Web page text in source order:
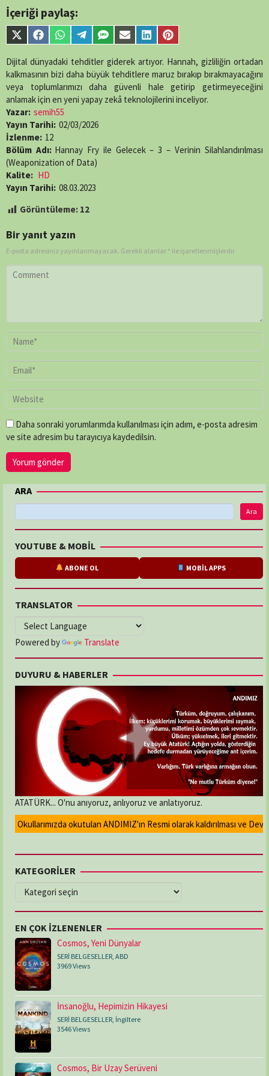
İçeriği paylaş:
Share
on
X
(Twitter)
Share
on
Facebook
Share
on
WhatsApp
Share
on
Telegram
Share
on
SMS
Share
on
Email
Share
on
LinkedIn
Share
on
Pinterest
Dijital dünyadaki tehditler giderek artıyor. Hannah, gizliliğin ortadan
kalkmasının bizi daha büyük tehditlere maruz bırakıp bırakmayacağını
veya toplumlarımızı daha güvenli hale getirip getirmeyeceğini
anlamak için en yeni yapay zekâ teknolojilerini inceliyor.
Yazar: semih55
Yayın Tarihi: 02/03/2026
İzlenme: 12
Bölüm Adı: Hannay Fry ile Gelecek – 3 – Verinin Silahlandırılması
(Weaponization of Data)
Kalite: HD
Yayın Tarihi: 08.03.2023
Görüntüleme: 12
Bir yanıt yazın
E-posta adresiniz yayınlanmayacak. Gerekli alanlar * ile işaretlenmişlerdir
Daha sonraki yorumlarımda kullanılması için adım, e-posta adresim
ve site adresim bu tarayıcıya kaydedilsin.
ARA
Ara
YOUTUBE & MOBİL
ABONE OL MOBİL APPS
TRANSLATOR
Powered by Translate
DUYURU & HABERLER
ATATÜRK... O'nu anıyoruz, anlıyoruz ve anlatıyoruz.
Okullarımızda okutulan ANDIMIZ'ın Resmi olarak kaldırılması ve
KATEGORİLER
KATEGORİLER
EN ÇOK İZLENENLER
Cosmos, Yeni Dünyalar
SERİ BELGESELLER, ABD
3969 Views
İnsanoğlu, Hepimizin Hikayesi
SERİ BELGESELLER, İngiltere
3546 Views
Cosmos, Bir Uzay Serüveni